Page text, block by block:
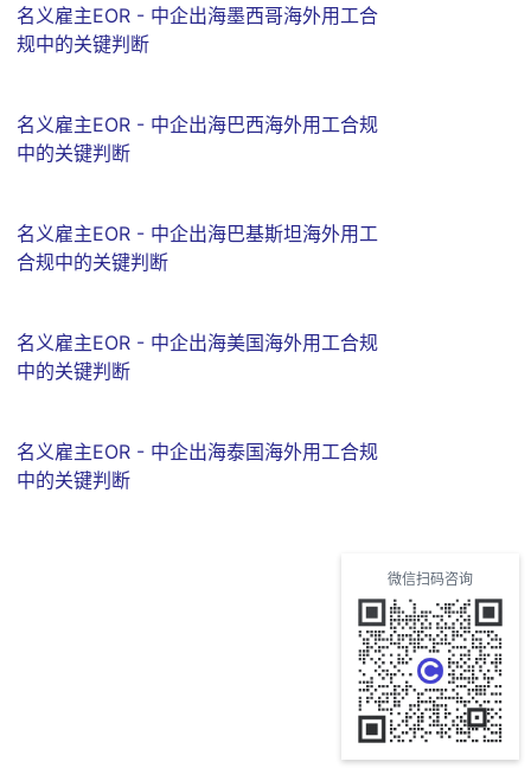
名义雇主EOR - 中企出海墨西哥海外用工合
规中的关键判断
名义雇主EOR - 中企出海巴西海外用工合规
中的关键判断
名义雇主EOR - 中企出海巴基斯坦海外用工
合规中的关键判断
名义雇主EOR - 中企出海美国海外用工合规
中的关键判断
名义雇主EOR - 中企出海泰国海外用工合规
中的关键判断
微信扫码咨询